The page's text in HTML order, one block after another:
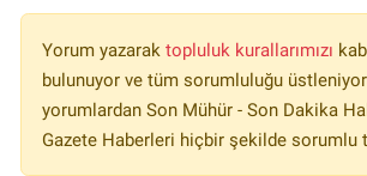
Yorum yazarak topluluk kurallarımızı
bulunuyor ve tüm sorumluluğu
yorumlardan Son Mühür - Son Dakika
Gazete Haberleri hiçbir şekilde sorumlu